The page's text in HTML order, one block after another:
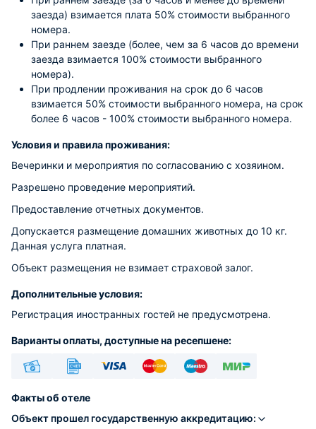
заезда) взимается плата 50% стоимости выбранного
номера.
При раннем заезде (более, чем за 6 часов до времени
заезда взимается 100% стоимости выбранного
номера).
При продлении проживания на срок до 6 часов
взимается 50% стоимости выбранного номера, на срок
более 6 часов - 100% стоимости выбранного номера.
Условия и правила проживания:
Вечеринки и мероприятия по согласованию с хозяином.
Разрешено проведение мероприятий.
Предоставление отчетных документов.
Допускается размещение домашних животных до 10 кг.
Данная услуга платная.
Объект размещения не взимает страховой залог.
Дополнительные условия:
Регистрация иностранных гостей не предусмотрена.
Варианты оплаты, доступные на ресепшене:
Факты об отеле
Объект прошел государственную аккредитацию: